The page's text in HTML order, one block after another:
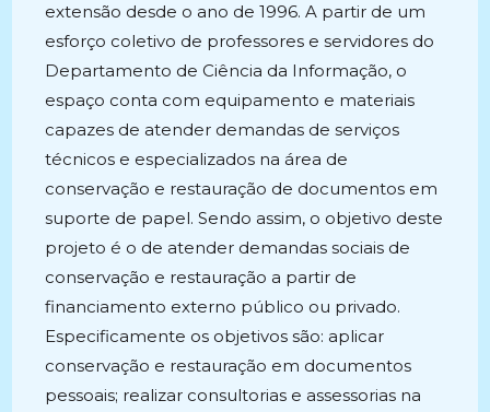
extensão desde o ano de 1996. A partir de um
esforço coletivo de professores e servidores do
Departamento de Ciência da Informação, o
espaço conta com equipamento e materiais
capazes de atender demandas de serviços
técnicos e especializados na área de
conservação e restauração de documentos em
suporte de papel. Sendo assim, o objetivo deste
projeto é o de atender demandas sociais de
conservação e restauração a partir de
financiamento externo público ou privado.
Especificamente os objetivos são: aplicar
conservação e restauração em documentos
pessoais; realizar consultorias e assessorias na